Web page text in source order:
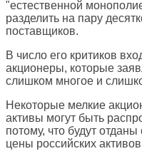
"естественной
разделить на пару
поставщиков.
В число его критиков
акционеры, которые
слишком многое и
Некоторые мелкие
активы могут быть
потому, что будут
цены российских